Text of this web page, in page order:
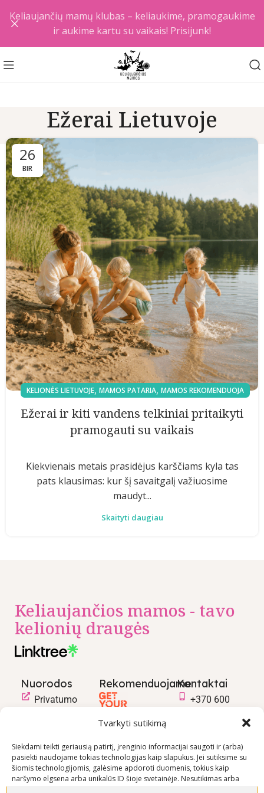
Tvarkyti sutikimą
Siekdami teikti geriausią patirtį, įrenginio informacijai saugoti ir (arba)
pasiekti naudojame tokias technologijas kaip slapukus. Jei sutiksime su
šiomis technologijomis, galėsime apdoroti duomenis, tokius kaip
naršymo elgsena arba unikalūs ID šioje svetainėje. Nesutikimas arba
Ežerai Lietuvoje
26
BIR
KELIONĖS LIETUVOJE, MAMOS PATARIA, MAMOS REKOMENDUOJA
Ežerai ir kiti vandens telkiniai pritaikyti
pramogauti su vaikais
Kiekvienais metais prasidėjus karščiams kyla tas
pats klausimas: kur šį savaitgalį važiuosime
maudyt...
Skaityti daugiau
Keliaujančios mamos - tavo
kelionių draugės
Nuorodos
Privatumo
pirkimo –
pardavimo
taisyklės
RekomenduojameKontaktai
+370 600
Keliaujančių mamų klubas – keliaukime, pramogaukime
ir aukime kartu su vaikais! Prisijunk!